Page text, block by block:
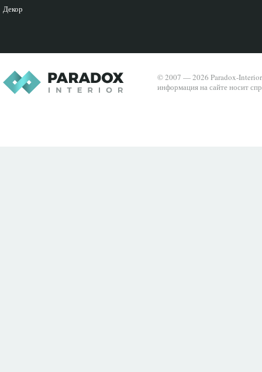
Декор
© 2007 — 2026 Paradox-
информация на сайте носит